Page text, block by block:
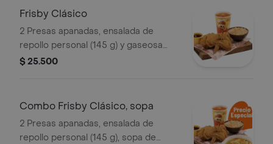
Frisby Clásico
2 Presas apanadas, ensalada de
repollo personal (145 g) y gaseosa
(325 ml)
$ 25.500
Combo Frisby Clásico, sopa
2 Presas apanadas, ensalada de
repollo personal (145 g), sopa de